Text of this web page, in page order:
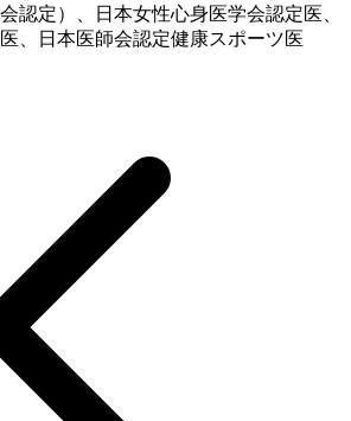
認定）、日本女性心身医学会認定医、
、日本医師会認定健康スポーツ医